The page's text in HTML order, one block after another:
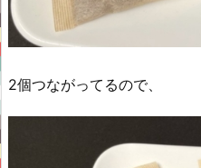
2個つながってるので、